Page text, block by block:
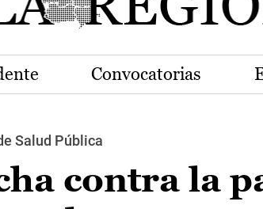
Convocatorias
Salud Pública
contra la